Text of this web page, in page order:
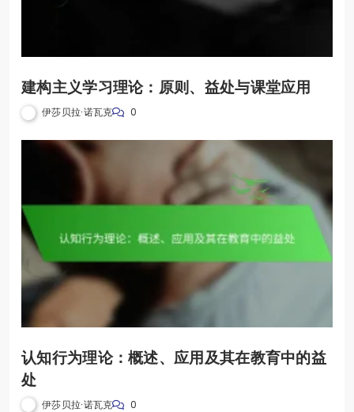
建构主义学习理论：原则、益处与课堂应用
伊莎贝拉·诺瓦克 0
认知行为理论：概述、应用及其在教育中的益
处
伊莎贝拉·诺瓦克 0